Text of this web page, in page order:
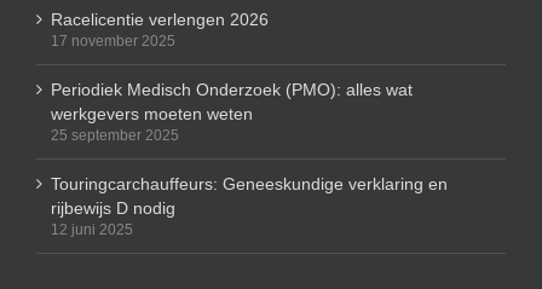
Racelicentie verlengen 2026
17 november 2025
Periodiek Medisch Onderzoek (PMO): alles wat
werkgevers moeten weten
25 september 2025
Touringcarchauffeurs: Geneeskundige verklaring en
rijbewijs D nodig
12 juni 2025